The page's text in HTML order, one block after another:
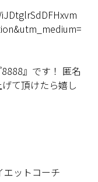
』です！ 匿名
て頂けたら嬉し
エットコーチ